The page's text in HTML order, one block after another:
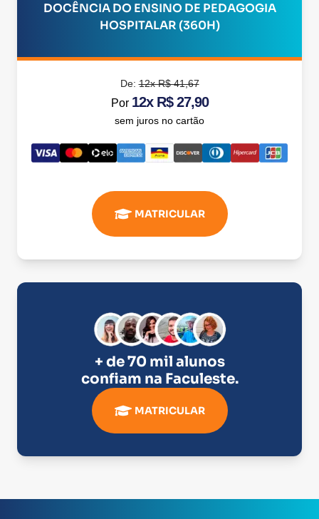
DOCÊNCIA DO ENSINO DE PEDAGOGIA
HOSPITALAR (360H)
De:12x R$ 41,67
Por 12x R$ 27,90
sem juros no cartão
MATRICULAR
+ de 70 mil alunos
confiam na Faculeste.
MATRICULAR